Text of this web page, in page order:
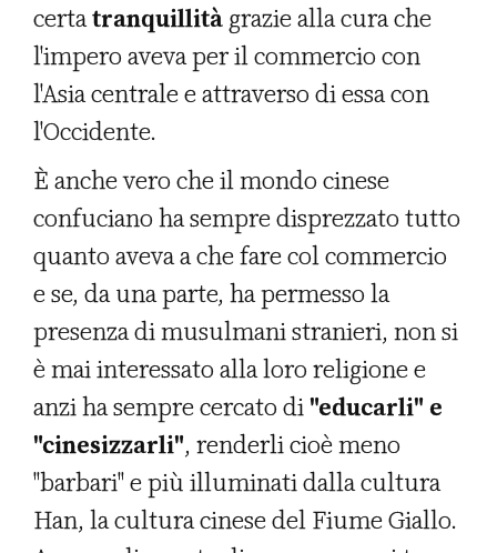
certatranquillità grazie alla cura che
l'impero aveva per il commercio con
l'Asia centrale e attraverso di essa con
l'Occidente.
È anche vero che il mondo cinese
confuciano ha sempre disprezzato tutto
quanto aveva a che fare col commercio
e se, da una parte, ha permesso la
presenza di musulmani stranieri, non si
è mai interessato alla loro religione e
anzi ha sempre cercato di"educarli" e
"cinesizzarli", renderli cioè meno
"barbari" e più illuminati dalla cultura
Han, la cultura cinese del Fiume Giallo.